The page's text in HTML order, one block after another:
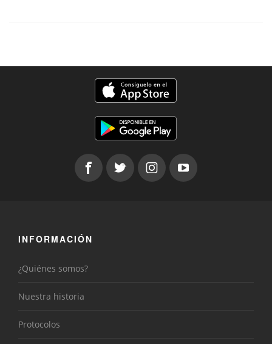
INFORMACIÓN
¿Quiénes somos?
Nuestra historia
Protocolos